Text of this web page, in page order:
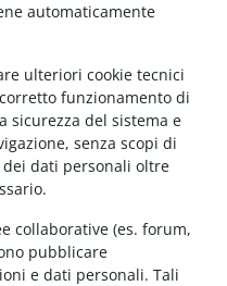
automaticamente
ulteriori cookie tecnici
funzionamento di
sicurezza del sistema e
senza scopi di
dati personali oltre
collaborative (es. forum,
pubblicare
e dati personali. Tali